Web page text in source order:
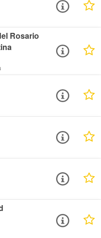
Rosario